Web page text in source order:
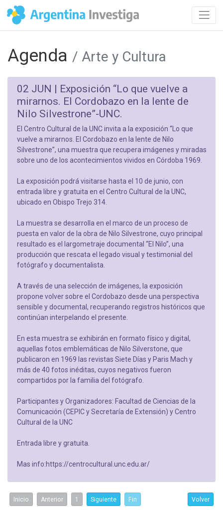
Agenda / Arte y Cultura
02 JUN | Exposición “Lo que vuelve a
mirarnos. El Cordobazo en la lente de
Nilo Silvestrone”-UNC.
El Centro Cultural de la UNC invita a la exposición “Lo que
vuelve a mirarnos. El Cordobazo en la lente de Nilo
Silvestrone”, una muestra que recupera imágenes y miradas
sobre uno de los acontecimientos vividos en Córdoba 1969.
La exposición podrá visitarse hasta el 10 de junio, con
entrada libre y gratuita en el Centro Cultural de la UNC,
ubicado en Obispo Trejo 314.
La muestra se desarrolla en el marco de un proceso de
puesta en valor de la obra de Nilo Silvestrone, cuyo principal
resultado es el largometraje documental “El Nilo”, una
producción que rescata el legado visual y testimonial del
fotógrafo y documentalista.
A través de una selección de imágenes, la exposición
propone volver sobre el Cordobazo desde una perspectiva
sensible y documental, recuperando registros históricos que
continúan interpelando el presente.
En esta muestra se exhibirán en formato físico y digital,
aquellas fotos emblemáticas de Nilo Silverstone, que
publicaron en 1969 las revistas Siete Días y Paris Mach y
más de 40 fotos inéditas, cuyos negativos fueron
compartidos por la familia del fotógrafo.
Participantes y Organizadores: Facultad de Ciencias de la
Comunicación (CEPIC y Secretaría de Extensión) y Centro
Cultural de la UNC
Entrada libre y gratuita.
Mas info:https://centrocultural.unc.edu.ar/
Inicio Anterior 1 Siguiente Fin Volver